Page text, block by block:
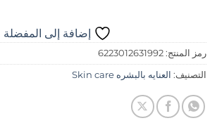
إضافة إلى المفضلة
رمز المنتج: 6223012631992
التصنيف: العنايه بالبشره Skin care